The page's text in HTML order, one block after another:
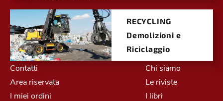
RECYCLING
Demolizioni e
Riciclaggio
Contatti
Area riservata
I miei ordini
Chi siamo
Le riviste
I libri